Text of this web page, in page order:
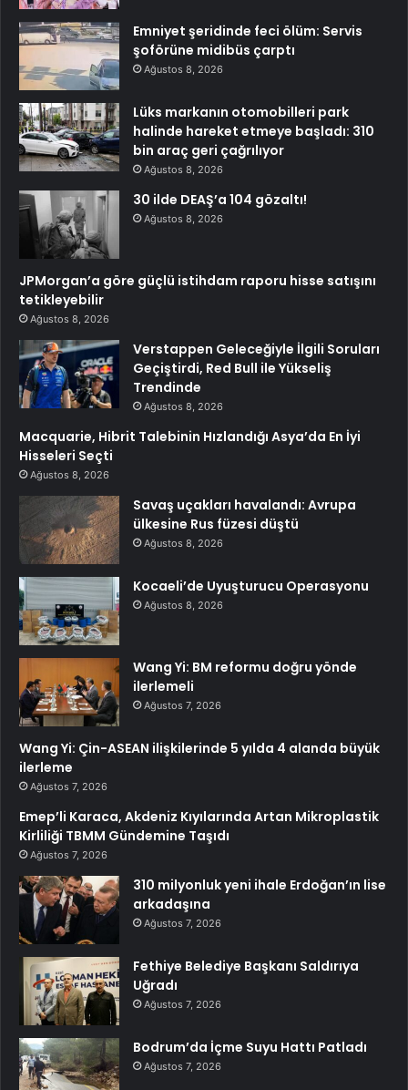
Emniyet şeridinde feci ölüm: Servis
şoförüne midibüs çarptı
Ağustos 8, 2026
Lüks markanın otomobilleri park
halinde hareket etmeye başladı: 310
bin araç geri çağrılıyor
Ağustos 8, 2026
30 ilde DEAŞ’a 104 gözaltı!
Ağustos 8, 2026
JPMorgan’a göre güçlü istihdam raporu hisse satışını
tetikleyebilir
Ağustos 8, 2026
Verstappen Geleceğiyle İlgili Soruları
Geçiştirdi, Red Bull ile Yükseliş
Trendinde
Ağustos 8, 2026
Macquarie, Hibrit Talebinin Hızlandığı Asya’da En İyi
Hisseleri Seçti
Ağustos 8, 2026
Savaş uçakları havalandı: Avrupa
ülkesine Rus füzesi düştü
Ağustos 8, 2026
Kocaeli’de Uyuşturucu Operasyonu
Ağustos 8, 2026
Wang Yi: BM reformu doğru yönde
ilerlemeli
Ağustos 7, 2026
Wang Yi: Çin-ASEAN ilişkilerinde 5 yılda 4 alanda büyük
ilerleme
Ağustos 7, 2026
Emep’li Karaca, Akdeniz Kıyılarında Artan Mikroplastik
Kirliliği TBMM Gündemine Taşıdı
Ağustos 7, 2026
310 milyonluk yeni ihale Erdoğan’ın lise
arkadaşına
Ağustos 7, 2026
Fethiye Belediye Başkanı Saldırıya
Uğradı
Ağustos 7, 2026
Bodrum’da İçme Suyu Hattı Patladı
Ağustos 7, 2026